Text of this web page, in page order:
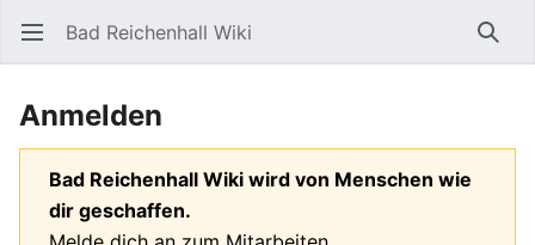
Hauptmenü öffnen Bad Reichenhall Wiki
Anmelden
Bad Reichenhall Wiki wird von Menschen wie
dir geschaffen.